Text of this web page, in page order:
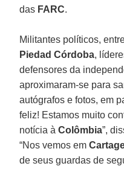
das FARC.
Militantes políticos,
Piedad Córdoba,
defensores da
aproximaram-se para
autógrafos e fotos, em
feliz! Estamos muito
notícia àColômbia”,
“Nos vemos em
de seus guardas de